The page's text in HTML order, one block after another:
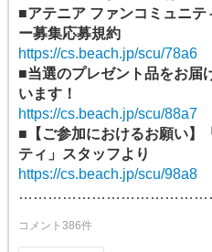
■アテニア ファンコミュニ
ー募集応募規約
https://cs.beach.jp/scu/78a6
■当選のプレゼント品をお届
います！
https://cs.beach.jp/scu/88a7
■【ご参加におけるお願い】
ティ」スタッフより
https://cs.beach.jp/scu/98a8
コメント386件